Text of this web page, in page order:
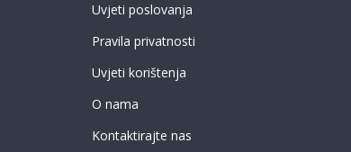
Uvjeti poslovanja
Pravila privatnosti
Uvjeti korištenja
O nama
Kontaktirajte nas